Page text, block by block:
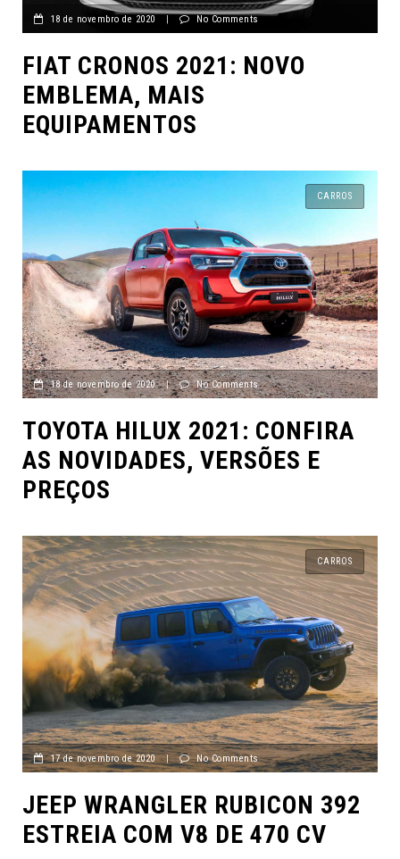
18 de novembro de 2020 | No Comments
FIAT CRONOS 2021: NOVO
EMBLEMA, MAIS
EQUIPAMENTOS
CARROS
18 de novembro de 2020 | No Comments
TOYOTA HILUX 2021: CONFIRA
AS NOVIDADES, VERSÕES E
PREÇOS
CARROS
17 de novembro de 2020 | No Comments
JEEP WRANGLER RUBICON 392
ESTREIA COM V8 DE 470 CV